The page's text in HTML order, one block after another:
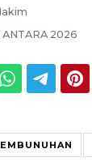
ANTARA 2026